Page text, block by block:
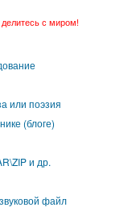
делитесь с миром!
или поэзия
(блоге)
и др.
файл